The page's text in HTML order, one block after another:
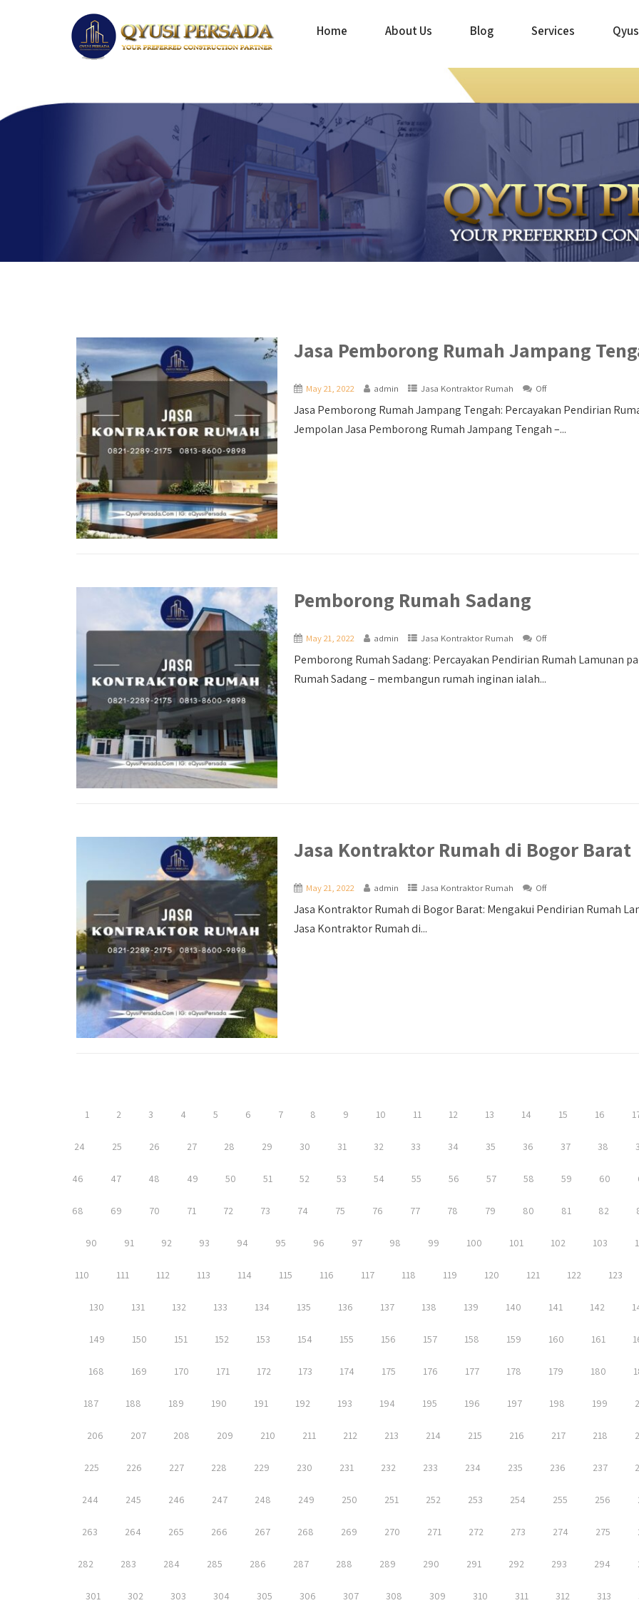
Home About Us Blog Services
Jasa Pemborong Rumah Jampang
May 21, 2022 admin Jasa Kontraktor Rumah Off
Jasa Pemborong Rumah Jampang Tengah: Percayakan Pendirian
Jempolan Jasa Pemborong Rumah Jampang Tengah –...
Pemborong Rumah Sadang
May 21, 2022 admin Jasa Kontraktor Rumah Off
Pemborong Rumah Sadang: Percayakan Pendirian Rumah Lamunan
Rumah Sadang – membangun rumah inginan ialah...
Jasa Kontraktor Rumah di Bogor Barat
May 21, 2022 admin Jasa Kontraktor Rumah Off
Jasa Kontraktor Rumah di Bogor Barat: Mengakui Pendirian Rumah
Jasa Kontraktor Rumah di...
1 2 3 4 5 6 7 8 9 10 11 12 13 14 15 16
24 25 26 27 28 29 30 31 32 33 34 35 36 37 38
46 47 48 49 50 51 52 53 54 55 56 57 58 59 60
68 69 70 71 72 73 74 75 76 77 78 79 80 81 82
90 91 92 93 94 95 96 97 98 99 100 101 102 103
110 111 112 113 114 115 116 117 118 119 120 121 122 123
130 131 132 133 134 135 136 137 138 139 140 141 142
149 150 151 152 153 154 155 156 157 158 159 160 161
168 169 170 171 172 173 174 175 176 177 178 179 180
187 188 189 190 191 192 193 194 195 196 197 198 199
206 207 208 209 210 211 212 213 214 215 216 217 218
225 226 227 228 229 230 231 232 233 234 235 236 237
244 245 246 247 248 249 250 251 252 253 254 255 256
263 264 265 266 267 268 269 270 271 272 273 274 275
282 283 284 285 286 287 288 289 290 291 292 293 294
301 302 303 304 305 306 307 308 309 310 311 312 313